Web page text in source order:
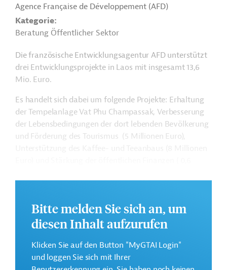
Agence Française de Développement (AFD)
Kategorie
Beratung Öffentlicher Sektor
Die französische Entwicklungsagentur AFD unterstützt
drei Entwicklungsprojekte in Laos mit insgesamt 13,6
Mio. Euro.
Es handelt sich dabei um folgende Projekte: Erhaltung
der TempelanlageVat Phu Champassak, Verbesserung
der Lebensbedingungen der dort lebenden Bevölkerung
und Förderung des Tourismus (5 Millionen Euro),
finden Sie auf derWebseite der AFD
GTAI informiert über dieAFD: Schwerpunkte,
Geschäftsanbahnung.
Geberbeitrag:
Bitte melden Sie sich an, um
diesen Inhalt aufzurufen
Klicken Sie auf den Button "MyGTAI Login"
und loggen Sie sich mit Ihrer